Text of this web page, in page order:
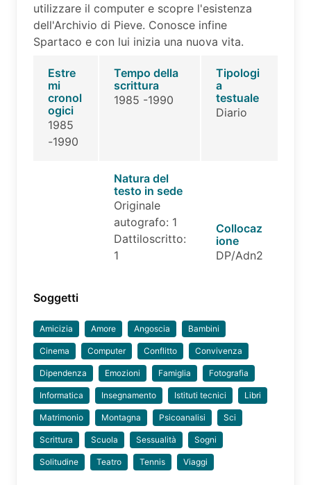
utilizzare il computer e scopre l'esistenza
dell'Archivio di Pieve. Conosce infine
Spartaco e con lui inizia una nuova vita.
Estre
mi
cronol
ogici
1985
-1990
Tempo della
scrittura
1985 -1990
Tipologi
a
testuale
Diario
Natura del
testo in sede
Originale
autografo: 1
Dattiloscritto:
1
Collocaz
ione
DP/Adn2
Soggetti
Amicizia Amore Angoscia Bambini
Cinema Computer Conflitto Convivenza
Dipendenza Emozioni Famiglia Fotografia
Informatica Insegnamento Istituti tecnici Libri
Matrimonio Montagna Psicoanalisi Sci
Scrittura Scuola Sessualità Sogni
Solitudine Teatro Tennis Viaggi